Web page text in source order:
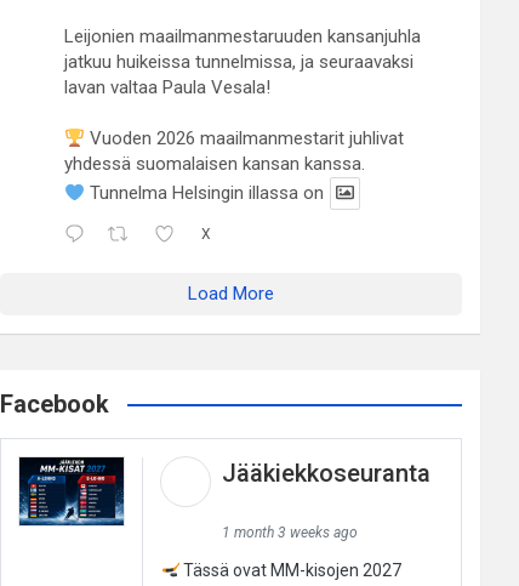
Leijonien maailmanmestaruuden kansanjuhla
jatkuu huikeissa tunnelmissa, ja seuraavaksi
lavan valtaa Paula Vesala!
Vuoden 2026 maailmanmestarit juhlivat
yhdessä suomalaisen kansan kanssa.
Tunnelma Helsingin illassa on
X
Load More
Facebook
Jääkiekkoseuranta
1 month 3 weeks ago
Tässä ovat MM-kisojen 2027